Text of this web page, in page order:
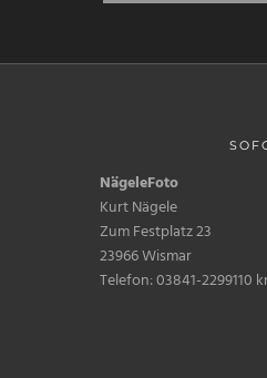
NägeleFoto
Kurt Nägele
Zum Festplatz 23
23966 Wismar
Telefon: 03841-2299110